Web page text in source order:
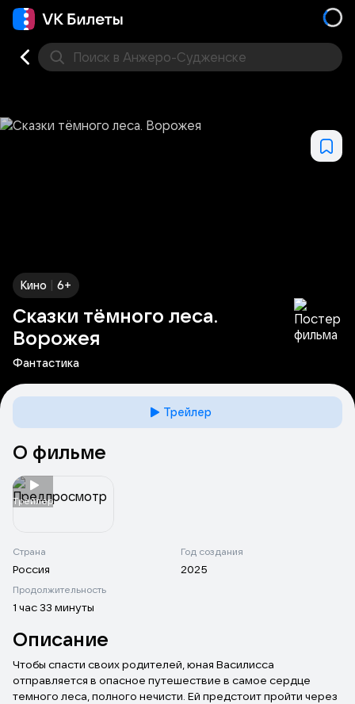
Поиск в Анжеро-Судженске
Кино | 6+
Сказки тёмного леса.
Ворожея
Фантастика
Трейлер
О фильме
Tрейлер
Страна
Россия
Год создания
2025
Продолжительность
1 час 33 минуты
Описание
Чтобы спасти своих родителей, юная Василисса
отправляется в опасное путешествие в самое сердце
темного леса, полного нечисти. Ей предстоит пройти через